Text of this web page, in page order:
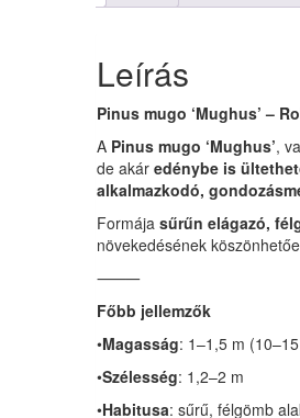
Leírás
Pinus mugo ‘Mughus’ –
A Pinus mugo ‘Mughus’,
de akár edénybe is
alkalmazkodó,
Formája sűrűn elágazó,
növekedésének
⸻
Főbb jellemzők
•Magasság: 1–1,5 m
•Szélesség: 1,2–2 m
•Habitusa: sűrű, félgömb